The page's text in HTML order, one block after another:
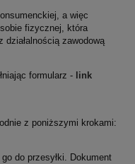
a więc
fizycznej, która
zawodową
formularz - link
z poniższymi krokami:
go do przesyłki. Dokument